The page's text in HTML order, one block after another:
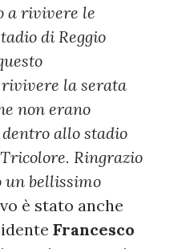
a rivivere le
di Reggio
la serata
non erano
allo stadio
Ringrazio
un bellissimo
è stato anche
Francesco